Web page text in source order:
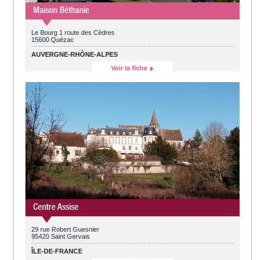
Maison Béthanie
Le Bourg 1 route des Cèdres
15600 Quézac
AUVERGNE-RHÔNE-ALPES
Voir la fiche
Centre Assise
29 rue Robert Guesnier
95420 Saint Gervais
ÎLE-DE-FRANCE